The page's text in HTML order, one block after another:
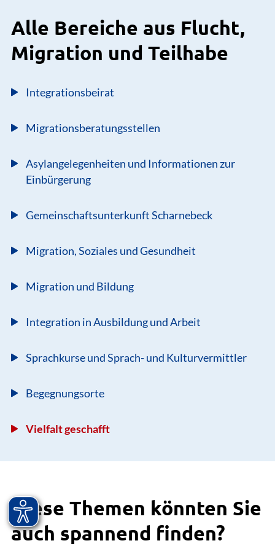
Alle Bereiche aus Flucht,
Migration und Teilhabe
Integrationsbeirat
Migrationsberatungsstellen
Asylangelegenheiten und Informationen zur
Einbürgerung
Gemeinschaftsunterkunft Scharnebeck
Migration, Soziales und Gesundheit
Migration und Bildung
Integration in Ausbildung und Arbeit
Sprachkurse und Sprach- und Kulturvermittler
Begegnungsorte
Vielfalt geschafft
Diese Themen könnten Sie
auch spannend finden?